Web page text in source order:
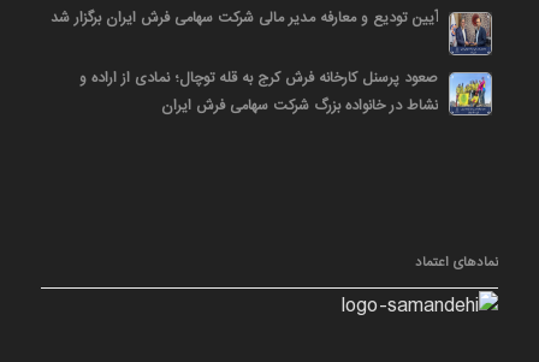
آیین تودیع و معارفه مدیر مالی شرکت سهامی فرش ایران برگزار شد
صعود پرسنل کارخانه فرش کرج به قله توچال؛ نمادی از اراده و
نشاط در خانواده بزرگ شرکت سهامی فرش ایران
نمادهای اعتماد